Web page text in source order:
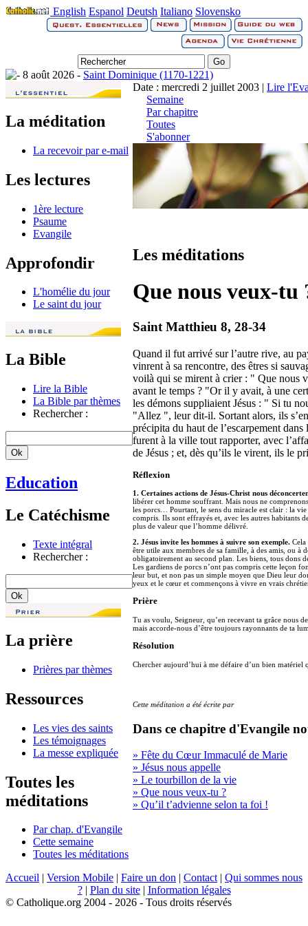
English Espanol Deutsh Italiano Slovensko
8 août 2026 - Saint Dominique (1170-1221)
La méditation
La recevoir par e-mail
Les lectures
1ère lecture
Psaume
Evangile
Approfondir
L'homélie du jour
Le saint du jour
La Bible
Lire la Bible
La Bible par thèmes
Rechercher :
Education
Le Catéchisme
Texte intégral
Rechercher :
La prière
Prières par thèmes
Ressources
Les vies des saints
Les témoignages
La messe expliquée
Toutes les
méditations
Par chap. d'Evangile
Cette semaine
Toutes les méditations
Date : mercredi 2 juillet 2003 | Lire
Semaine
Par chapitre
Toutes
S'abonner
Les méditations
Que nous veux-tu
Saint Matthieu 8, 28-34
Quand il fut arrivé sur l’autre rive, au
vinrent à sa rencontre, des êtres si
voilà qui se mirent à crier : " Que nous
avant le temps ? "Or il y avait, à une
les démons suppliaient Jésus : " Si tu
"Allez ", leur dit-il. Sortant alors, ils
précipita du haut de l’escarpement
furent à la ville tout rapporter, avec
de Jésus ; et, dès qu’ils le virent, ils le
Réflexion
1. Certaines actions de Jésus-Christ nous
libérer cet homme souffrant. Mais nous ne
les porcs… Pourtant, le sens du miracle est clair : la
compris. Ils sont effrayés et, avec les autres habitants
plus de valeur que l’homme délivré.
2. Jésus invite les hommes à suivre son exemple.
être utile aux membres de sa famille, à des amis, ou à
obligatoirement au second plan. Les biens, tous dons
Les gardiens de porcs n’ont pas compris cette leçon
leur but, et non pas un simple moyen que Dieu leur
yeux et le cœur et commençons à vivre en vrais
Prière
Tu as voulu, Seigneur, qu’en recevant ta grâce nous
mais accorde-nous d’être toujours rayonnants de ta
Résolution
Chercher aujourd’hui à me défaire d’un bien
Cette méditation a été écrite par
Dans ce chapitre d'Evangile
» Fête du Cœur Immaculé de Marie
» Jésus nous appelle
» Le tourbillon de la vie
» Que nous veux-tu ?
» Qu’il t’advienne selon ta foi !
Accueil | Version Mobile | Faire un don | Contact | Qui sommes nous
?| Plan du site| Information légales
© Catholique.org 2004 - 2026 - Tous droits réservés